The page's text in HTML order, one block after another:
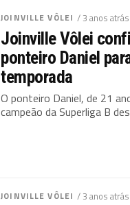
JOINVILLE VÔLEI / 3 anos atrás
Joinville Vôlei
ponteiro Daniel
temporada
O ponteiro Daniel, de 21
campeão da Superliga B
JOINVILLE VÔLEI / 3 anos atrás